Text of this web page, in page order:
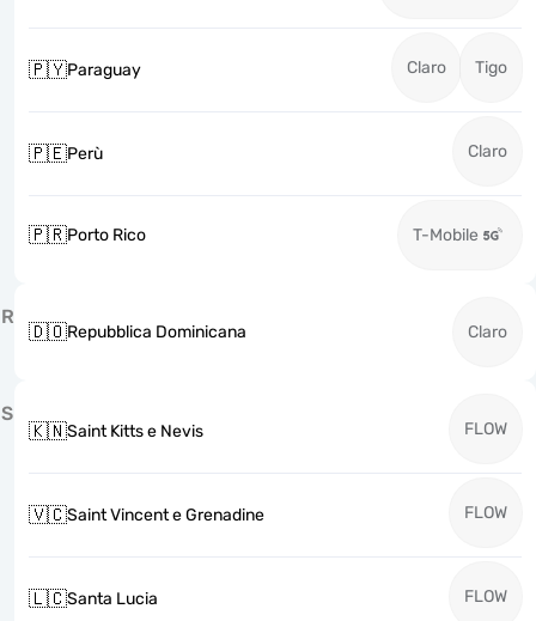
🇵🇾Paraguay Claro Tigo
🇵🇪Perù Claro
🇵🇷Porto Rico T-Mobile
R
🇩🇴Repubblica Dominicana Claro
S
🇰🇳Saint Kitts e Nevis FLOW
🇻🇨Saint Vincent e Grenadine FLOW
🇱🇨Santa Lucia FLOW